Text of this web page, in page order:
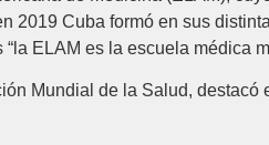
2019 Cuba formó en sus
ELAM es la escuela médica
Mundial de la Salud,